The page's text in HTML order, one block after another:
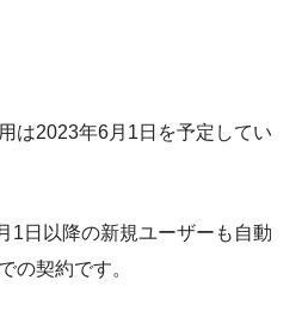
は2023年6月1日を予定してい
1日以降の新規ユーザーも自動
の契約です。